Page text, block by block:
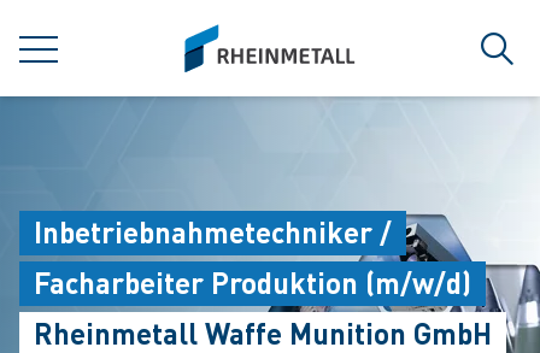
菜单
siteLogo
搜索
Inbetriebnahmetechniker /
Facharbeiter Produktion (m/w/d)
Rheinmetall Waffe Munition GmbH